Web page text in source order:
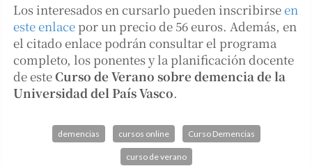
Los interesados en cursarlo pueden inscribirseen
este enlace por un precio de 56 euros. Además, en
el citado enlace podrán consultar el programa
completo, los ponentes y la planificación docente
de esteCurso de Verano sobre demencia de la
Universidad del País Vasco.
demencias cursos online Curso Demencias
curso de verano